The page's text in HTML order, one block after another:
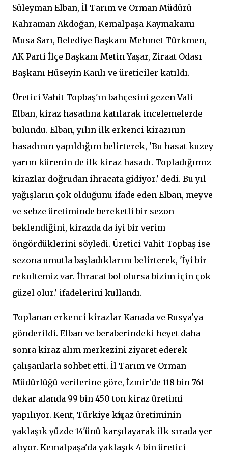
Süleyman Elban, İl Tarım ve Orman Müdürü
Kahraman Akdoğan, Kemalpaşa Kaymakamı
Musa Sarı, Belediye Başkanı Mehmet Türkmen,
AK Parti İlçe Başkanı Metin Yaşar, Ziraat Odası
Başkanı Hüseyin Kanlı ve üreticiler katıldı.
Üretici Vahit Topbaş'ın bahçesini gezen Vali
Elban, kiraz hasadına katılarak incelemelerde
bulundu. Elban, yılın ilk erkenci kirazının
hasadının yapıldığını belirterek, 'Bu hasat kuzey
yarım kürenin de ilk kiraz hasadı. Topladığımız
kirazlar doğrudan ihracata gidiyor.' dedi. Bu yıl
yağışların çok olduğunu ifade eden Elban, meyve
ve sebze üretiminde bereketli bir sezon
beklendiğini, kirazda da iyi bir verim
öngördüklerini söyledi. Üretici Vahit Topbaş ise
sezona umutla başladıklarını belirterek, 'İyi bir
rekoltemiz var. İhracat bol olursa bizim için çok
güzel olur.' ifadelerini kullandı.
Toplanan erkenci kirazlar Kanada ve Rusya'ya
gönderildi. Elban ve beraberindeki heyet daha
sonra kiraz alım merkezini ziyaret ederek
çalışanlarla sohbet etti. İl Tarım ve Orman
Müdürlüğü verilerine göre, İzmir'de 118 bin 761
dekar alanda 99 bin 450 ton kiraz üretimi
yapılıyor. Kent, Türkiye kiraz üretiminin
yaklaşık yüzde 14'ünü karşılayarak ilk sırada yer
alıyor. Kemalpaşa'da yaklaşık 4 bin üretici